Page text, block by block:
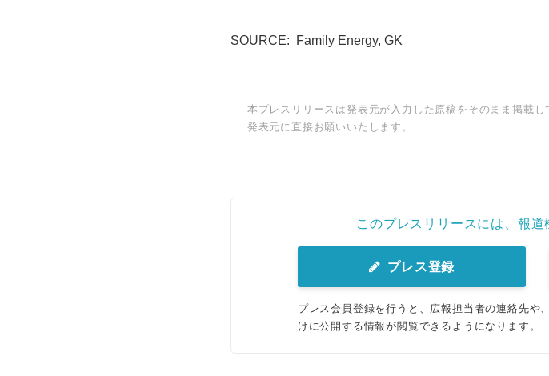
SOURCE: Family Energy, GK
本プレスリリースは発表元が入力した原稿をそのまま掲載
発表元に直接お願いいたします。
このプレスリリースには、報道
プレス登録
プレス会員登録を行うと、広報担当者の連絡先や
けに公開する情報が閲覧できるようになります。